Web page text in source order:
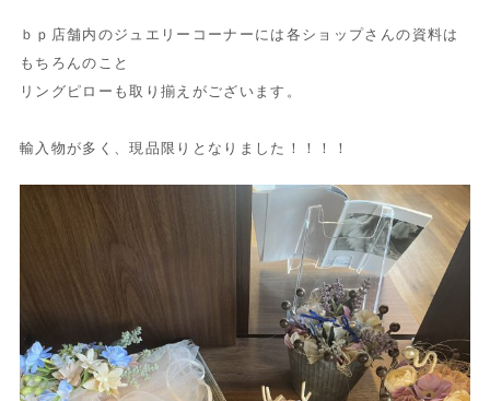
ｂｐ店舗内のジュエリーコーナーには各ショップさんの資料は
もちろんのこと
リングピローも取り揃えがございます。
輸入物が多く、現品限りとなりました！！！！